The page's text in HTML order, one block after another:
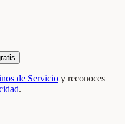
de Servicio y reconoces
.